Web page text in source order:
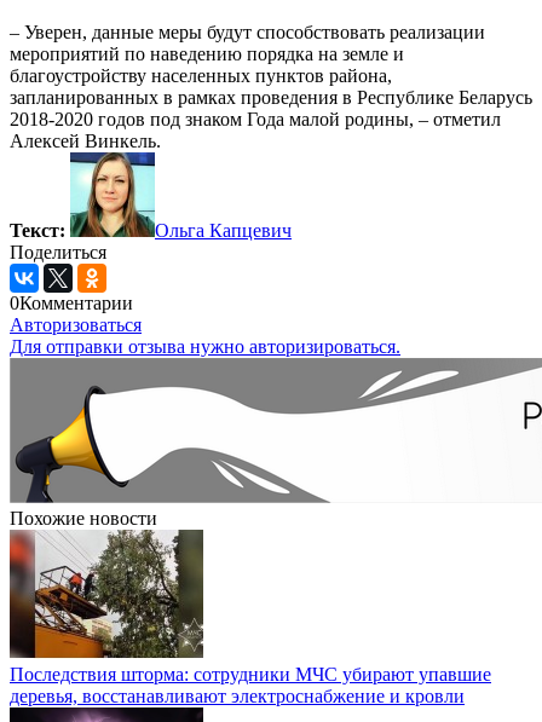
– Уверен, данные меры будут способствовать реализации
мероприятий по наведению порядка на земле и
благоустройству населенных пунктов района,
запланированных в рамках проведения в Республике Беларусь
2018-2020 годов под знаком Года малой родины, – отметил
Алексей Винкель.
Текст:
Ольга Капцевич
Поделиться
0Комментарии
Авторизоваться
Для отправки отзыва нужно авторизироваться.
Похожие новости
Последствия шторма: сотрудники МЧС убирают упавшие
деревья, восстанавливают электроснабжение и кровли